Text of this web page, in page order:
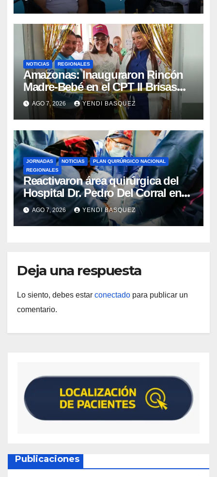
NOTICIAS REGIONALES
​Amazonas: Inauguraron Rincón
Madre-Bebé en el CPT II Brisas
del Aeropuerto ​Inauguraron
Rincón
AGO 7, 2026 YENDI BASQUEZ
JORNADAS NOTICIAS
PLAN QUIRÚRGICO NACIONAL
REGIONALES
Reactivaron área quirúrgica del
Hospital Dr. Pedro Del Corral en
Guárico
AGO 7, 2026 YENDI BASQUEZ
Deja una respuesta
Lo siento, debes estar conectado para publicar un
comentario.
Publicaciones